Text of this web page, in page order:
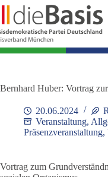
Zum
Inhalt
springen
Bernhard Huber: Vortrag
20.06.2024
Veranstaltung,
Präsenzveranstaltung,
Vortrag zum